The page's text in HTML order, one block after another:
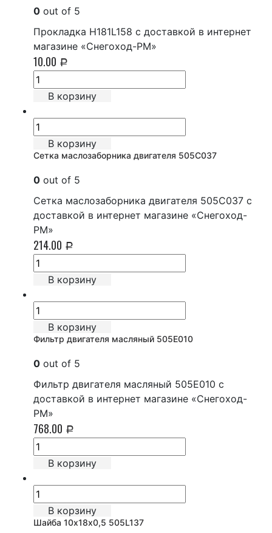
0 out of 5
Прокладка H181L158 с доставкой в интернет
магазине «Снегоход-РМ»
10.00 Р
В корзину
В корзину
Сетка маслозаборника двигателя 505C037
0 out of 5
Сетка маслозаборника двигателя 505C037 с
доставкой в интернет магазине «Снегоход-
РМ»
214.00 Р
В корзину
В корзину
Фильтр двигателя масляный 505E010
0 out of 5
Фильтр двигателя масляный 505E010 с
доставкой в интернет магазине «Снегоход-
РМ»
768.00 Р
В корзину
В корзину
Шайба 10х18х0,5 505L137